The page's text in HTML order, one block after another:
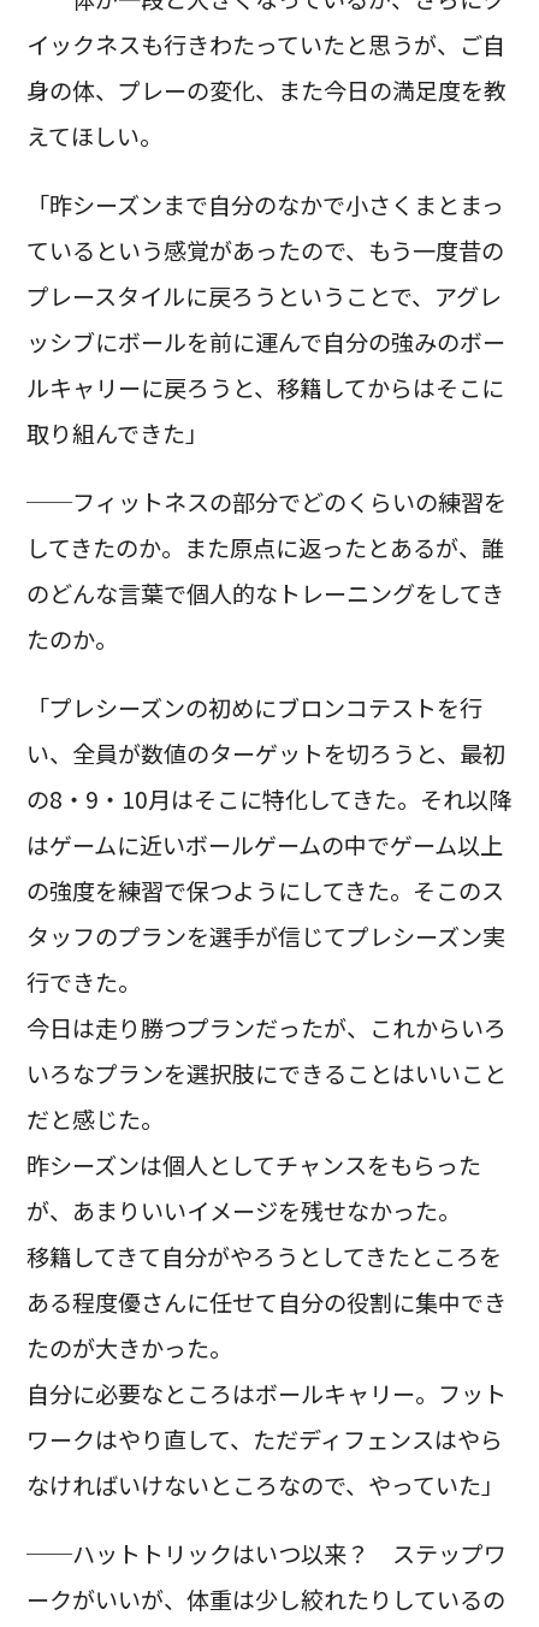
イックネスも行きわたっていたと思うが、ご自
身の体、プレーの変化、また今日の満足度を教
えてほしい。
「昨シーズンまで自分のなかで小さくまとまっ
ているという感覚があったので、もう一度昔の
プレースタイルに戻ろうということで、アグレ
ッシブにボールを前に運んで自分の強みのボー
ルキャリーに戻ろうと、移籍してからはそこに
取り組んできた」
──フィットネスの部分でどのくらいの練習を
してきたのか。また原点に返ったとあるが、誰
のどんな言葉で個人的なトレーニングをしてき
たのか。
「プレシーズンの初めにブロンコテストを行
い、全員が数値のターゲットを切ろうと、最初
の8・9・10月はそこに特化してきた。それ以降
はゲームに近いボールゲームの中でゲーム以上
の強度を練習で保つようにしてきた。そこのス
タッフのプランを選手が信じてプレシーズン実
行できた。
今日は走り勝つプランだったが、これからいろ
いろなプランを選択肢にできることはいいこと
だと感じた。
昨シーズンは個人としてチャンスをもらった
が、あまりいいイメージを残せなかった。
移籍してきて自分がやろうとしてきたところを
ある程度優さんに任せて自分の役割に集中でき
たのが大きかった。
自分に必要なところはボールキャリー。フット
ワークはやり直して、ただディフェンスはやら
なければいけないところなので、やっていた」
──ハットトリックはいつ以来？ ステップワ
ークがいいが、体重は少し絞れたりしているの